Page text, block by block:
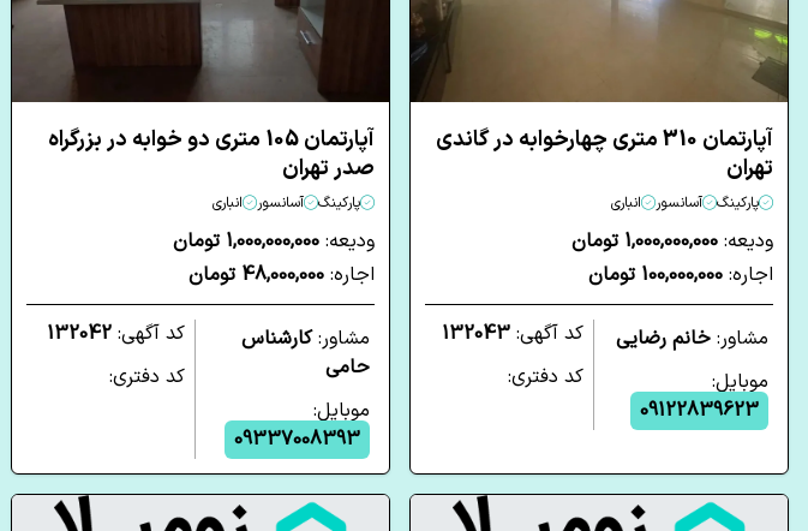
آپارتمان 310 متری چهارخوابه در گاندی
تهران
پارکینگ آسانسور انباری
ودیعه: 1,000,000,000 تومان
اجاره: 100,000,000 تومان
مشاور: خانم رضایی
موبایل:
09122839623
کد آگهی: 132043
کد دفتری:
آپارتمان 105 متری دو خوابه در بزرگراه
صدر تهران
پارکینگ آسانسور انباری
ودیعه: 1,000,000,000 تومان
اجاره: 48,000,000 تومان
مشاور:کارشناس
حامی
موبایل:
09337008393
کد آگهی: 132042
کد دفتری: